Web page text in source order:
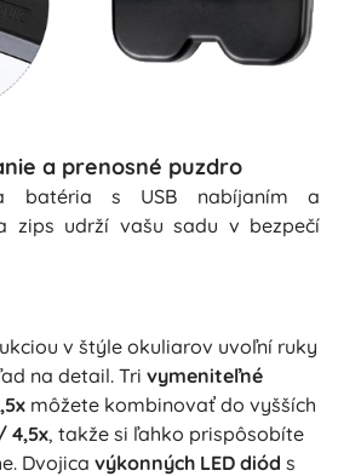
a prenosné puzdro
batéria s USB nabíjaním a
zips udrží vašu sadu v bezpečí
v štýle okuliarov uvoľní ruky
na detail. Tri vymeniteľné
môžete kombinovať do vyšších
4,5x, takže si ľahko prispôsobíte
Dvojica výkonných LED diód s